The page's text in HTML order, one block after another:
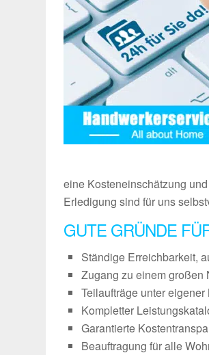
eine Kosteneinschätzung
Erledigung sind für uns
GUTE GRÜNDE
Ständige Erreichbarkeit,
Zugang zu einem großen
Teilaufträge unter
Kompletter
Garantierte
Beauftragung für alle